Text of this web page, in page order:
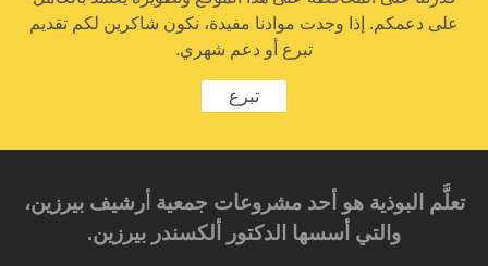
على دعمكم. إذا وجدت موادنا مفيدة، نكون شاكرين لكم تقديم
تبرع أو دعم شهري.
تبرع
تعلَّم البوذية هو أحد مشروعات جمعية أرشيف بيرزين،
والتي أسسها الدكتور ألكسندر بيرزين.‎‎